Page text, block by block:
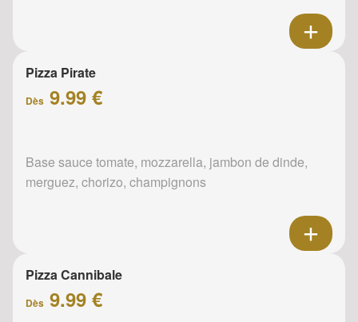
Pizza Pirate
Dès 9.99 €
Base sauce tomate, mozzarella, jambon de dinde,
merguez, chorizo, champignons
Pizza Cannibale
Dès 9.99 €